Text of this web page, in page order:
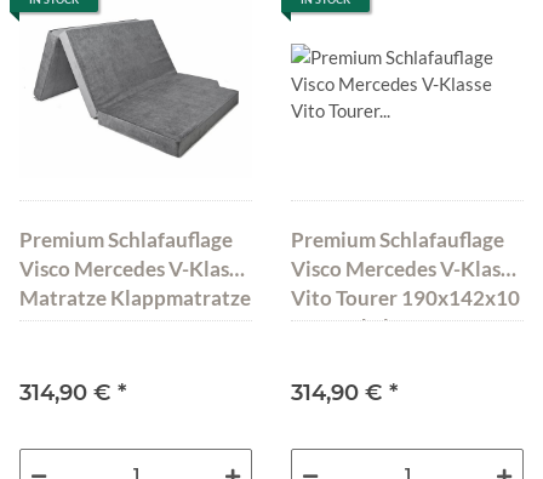
Premium Schlafauflage
Visco Mercedes V-Klasse
Matratze Klappmatratze
185x138x10 cm
314,90 € *
Premium Schlafauflage
Visco Mercedes V-Klasse
Vito Tourer 190x142x10
cm Dunkelgrau
314,90 € *